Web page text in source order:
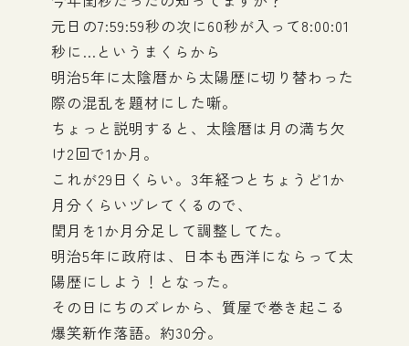
元日の7:59:59秒の次に60秒が入って8:00:01
秒に…というまくらから
明治5年に太陰暦から太陽歴に切り替わった
際の混乱を題材にした噺。
ちょっと説明すると、太陰暦は月の満ち欠
け2回で1か月。
これが29日くらい。3年経つとちょうど1か
月分くらいヅレてくるので、
閏月を1か月分足して調整してた。
明治5年に政府は、日本も西洋にならって太
陽歴にしよう！となった。
その日にちのズレから、質屋で巻き起こる
爆笑新作落語。約30分。